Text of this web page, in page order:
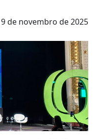
de novembro de 2025